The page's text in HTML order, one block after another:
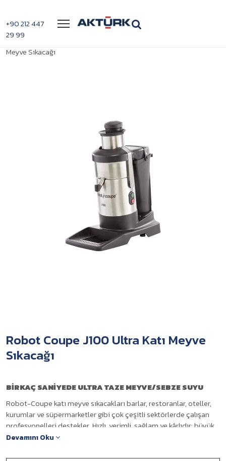
+90 212 447
29 99
Menü
Meyve Sıkacağı
Robot Coupe J100 Ultra Katı Meyve
Sıkacağı
BİRKAÇ SANİYEDE ULTRA TAZEMEYVE/SEBZE SUYU
Robot-Coupe katı meyve sıkacakları barlar, restoranlar, oteller,
kurumlar ve süpermarketler gibi çok çeşitli sektörlerde çalışan
profesyonelleri destekler. Hızlı, verimli, sağlam ve kârlıdır; büyük
miktarlarda mükemmel taze meyve ve sebze suları yapmak için
Devamını Oku